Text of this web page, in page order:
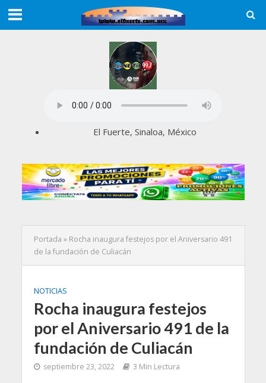
El Fuerte, Sinaloa, México
Portada » Rocha inaugura festejos por el Aniversario 491
de la fundación de Culiacán
NOTICIAS
Rocha inaugura festejos
por el Aniversario 491 de la
fundación de Culiacán
septiembre 23, 2022 3 Min Lectura